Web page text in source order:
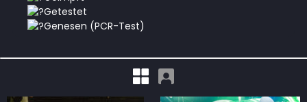
Getestet
Genesen (PCR-Test)